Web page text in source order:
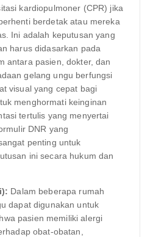
kardiopulmoner (CPR) jika
berdetak atau mereka
Ini adalah keputusan yang
harus didasarkan pada
antara pasien, dokter, dan
gelang ungu berfungsi
visual yang cepat bagi
menghormati keinginan
tertulis yang menyertai
DNR yang
penting untuk
ini secara hukum dan
Dalam beberapa rumah
dapat digunakan untuk
pasien memiliki alergi
obat-obatan,